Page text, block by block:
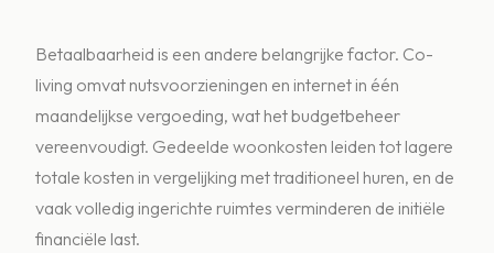
Betaalbaarheid is een andere belangrijke factor. Co-
living omvat nutsvoorzieningen en internet in één
maandelijkse vergoeding, wat het budgetbeheer
vereenvoudigt. Gedeelde woonkosten leiden tot lagere
totale kosten in vergelijking met traditioneel huren, en de
vaak volledig ingerichte ruimtes verminderen de initiële
financiële last.